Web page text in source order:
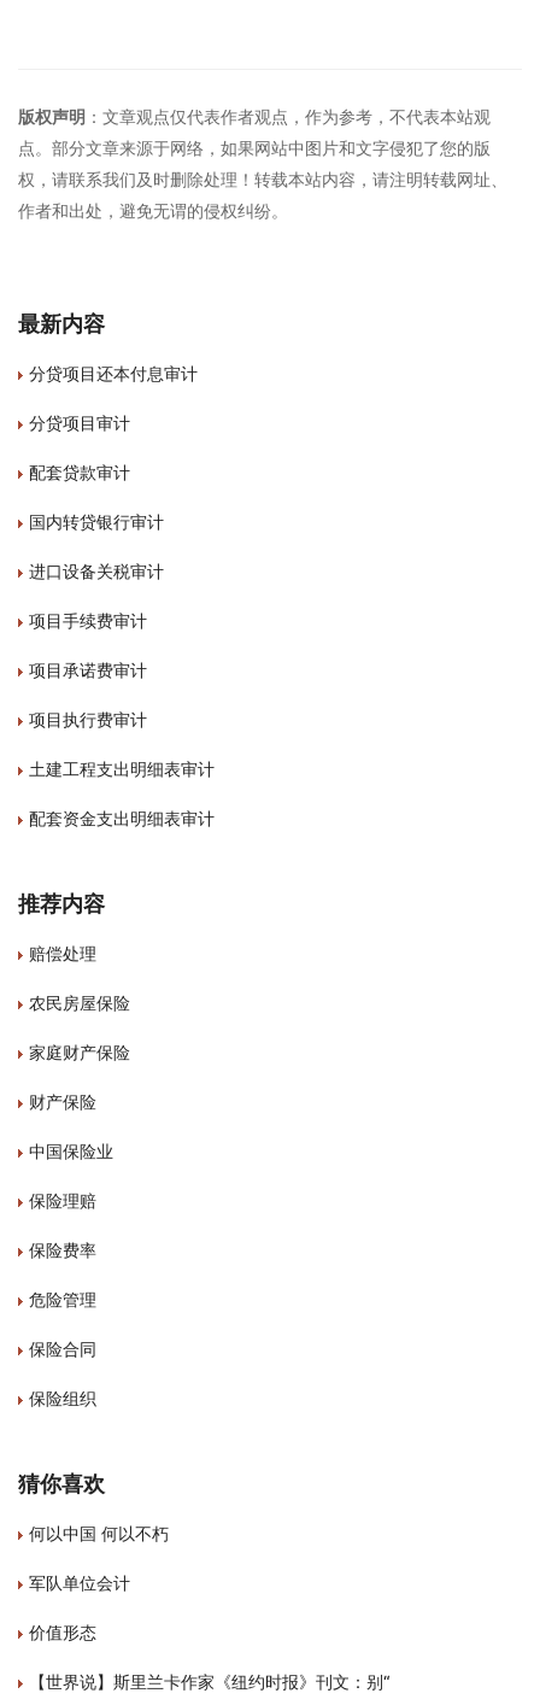
版权声明 ：文章观点仅代表作者观点，作为参考，不代表本站观
点。部分文章来源于网络，如果网站中图片和文字侵犯了您的版
权，请联系我们及时删除处理！转载本站内容，请注明转载网址、
作者和出处，避免无谓的侵权纠纷。
最新内容
分贷项目还本付息审计
分贷项目审计
配套贷款审计
国内转贷银行审计
进口设备关税审计
项目手续费审计
项目承诺费审计
项目执行费审计
土建工程支出明细表审计
配套资金支出明细表审计
推荐内容
赔偿处理
农民房屋保险
家庭财产保险
财产保险
中国保险业
保险理赔
保险费率
危险管理
保险合同
保险组织
猜你喜欢
何以中国 何以不朽
军队单位会计
价值形态
【世界说】斯里兰卡作家《纽约时报》刊文：别“